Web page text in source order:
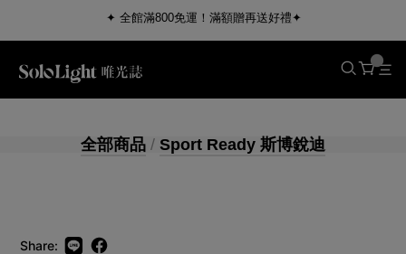
✦ 全館滿800免運！滿額贈再送好禮✦
全部商品 / Sport Ready 斯博銳迪
Share: